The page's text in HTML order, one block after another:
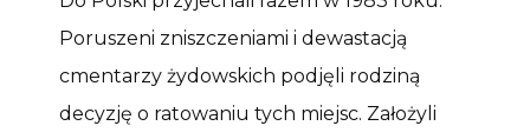
Poruszeni zniszczeniami i dewastacją
cmentarzy żydowskich podjęli rodziną
decyzję o ratowaniu tych miejsc. Założyli